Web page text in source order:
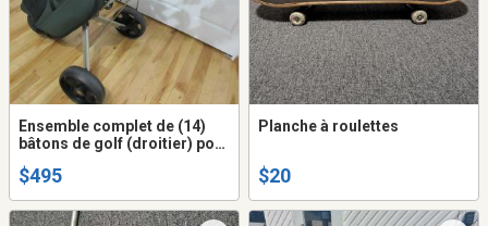
Ensemble complet de (14)
bâtons de golf (droitier) pour
MacGregor
$495
Planche à roulettes
$20